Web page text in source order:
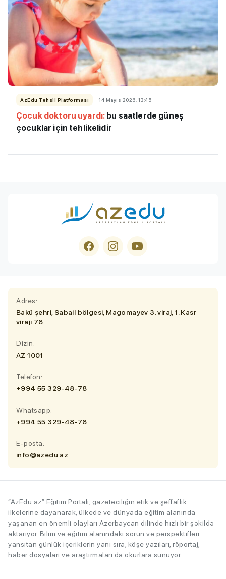
AzEdu Təhsil Platforması 14 Mayıs 2026, 13:45
Çocuk doktoru uyardı: bu saatlerde güneş
çocuklar için tehlikelidir
Adres:
Bakü şehri, Sabail bölgesi, Magomayev 3. viraj, 1. Kasr
virajı 78
Dizin:
AZ 1001
Telefon:
+994 55 329-48-78
Whatsapp:
+994 55 329-48-78
E-posta:
info@azedu.az
“AzEdu.az” Eğitim Portalı, gazeteciliğin etik ve şeffaflık
ilkelerine dayanarak, ülkede ve dünyada eğitim alanında
yaşanan en önemli olayları Azerbaycan dilinde hızlı bir şəkildə
aktarıyor. Bilim ve eğitim alanındaki sorun ve perspektifleri
yansıtan günlük içeriklerin yanı sıra, köşe yazıları, röportaj,
haber dosyaları ve araştırmaları da okurlara sunuyor.